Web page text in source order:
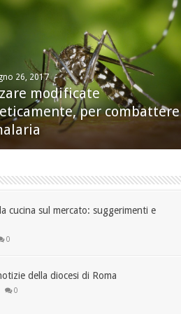
26, 2017
modificate
per combattere
22, 2016
SS. Annunziata: Muro
cucina sul mercato: suggerimenti e
0
della diocesi di Roma
0